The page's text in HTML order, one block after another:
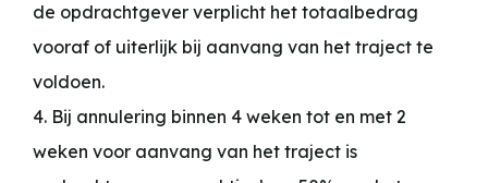
de opdrachtgever verplicht het totaalbedrag
vooraf of uiterlijk bij aanvang van het traject te
voldoen.
4. Bij annulering binnen 4 weken tot en met 2
weken voor aanvang van het traject is